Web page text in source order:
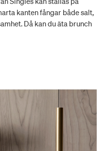
kanten fångar både salt,
Då kan du äta brunch